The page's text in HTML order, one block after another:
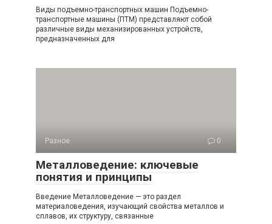
Виды подъемно-транспортных машин Подъемно-
транспортные машины (ПТМ) представляют собой
различные виды механизированных устройств,
предназначенных для
Разное 0
Металловедение: ключевые
понятия и принципы
Введение Металловедение — это раздел
материаловедения, изучающий свойства металлов и
сплавов, их структуру, связанные